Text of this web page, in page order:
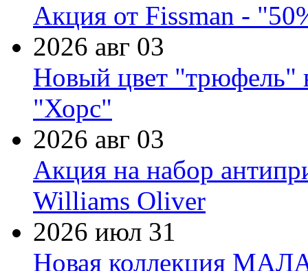
Акция от Fissman -
2026 авг 03
Новый цвет "трюфель"
"Хорс"
2026 авг 03
Акция на набор
Williams Oliver
2026 июл 31
Новая коллекция